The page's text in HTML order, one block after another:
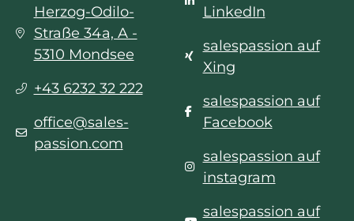
Herzog-Odilo-
Straße 34a, A -
5310 Mondsee
+43 6232 32 222
office@sales-
passion.com
LinkedIn
salespassion auf
Xing
salespassion auf
Facebook
salespassion auf
instagram
salespassion auf